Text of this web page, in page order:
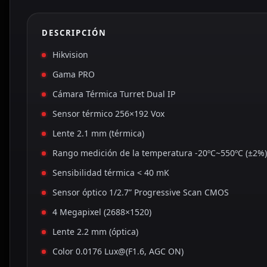
DESCRIPCIÓN
Hikvision
Gama PRO
Cámara Térmica Turret Dual IP
Sensor térmico 256×192 Vox
Lente 2.1 mm (térmica)
Rango medición de la temperatura -20ºC~550ºC (±2%)
Sensibilidad térmica < 40 mK
Sensor óptico 1/2.7” Progressive Scan CMOS
4 Megapixel (2688×1520)
Lente 2.2 mm (óptica)
Color 0.0176 Lux@(F1.6, AGC ON)